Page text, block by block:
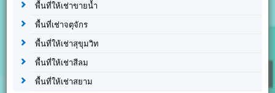
พื้นที่ให้เช่าขายน้ำ
พื้นที่เช่าจตุจักร
พื้นที่ให้เช่าสุขุมวิท
พื้นที่ให้เช่าสีลม
พื้นที่ให้เช่าสยาม